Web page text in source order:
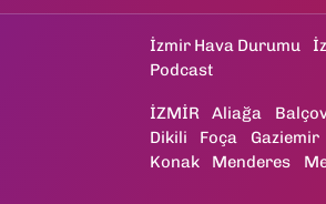
İzmir Hava Durumu
Podcast
İZMİR Aliağa
Dikili
Foça Gaziemir
Konak
Menderes